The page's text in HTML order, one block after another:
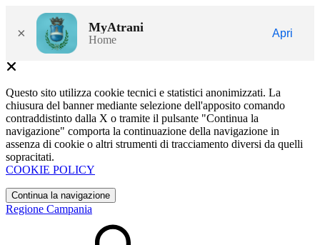
× MyAtrani
Home
Apri
Questo sito utilizza cookie tecnici e statistici anonimizzati. La
chiusura del banner mediante selezione dell'apposito comando
contraddistinto dalla X o tramite il pulsante "Continua la
navigazione" comporta la continuazione della navigazione in
assenza di cookie o altri strumenti di tracciamento diversi da quelli
sopracitati.
COOKIE POLICY
Continua la navigazione
Regione Campania